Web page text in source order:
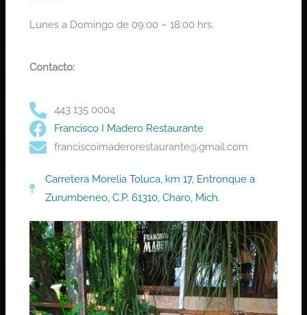
Lunes a Domingo de 09:00 – 18:00 hrs.
Contacto:
443 135 0004
Francisco I Madero Restaurante
franciscoimaderorestaurante@gmail.com
Carretera Morelia Toluca, km 17, Entronque a
Zurumbeneo, C.P. 61310, Charo, Mich.